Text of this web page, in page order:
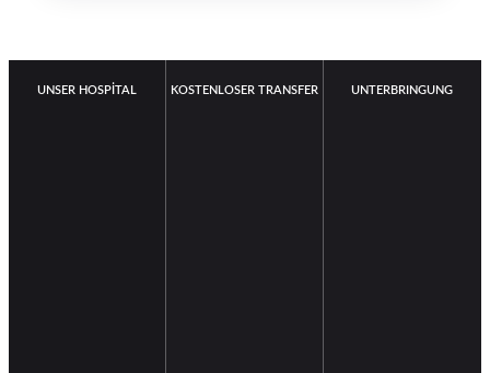
UNSER HOSPİTAL KOSTENLOSER TRANSFER UNTERBRINGUNG